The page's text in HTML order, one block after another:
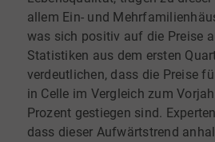
allem Ein- und
was sich positiv auf die Preise
Statistiken aus dem ersten
verdeutlichen, dass die Preise
in Celle im Vergleich zum
Prozent gestiegen sind.
dass dieser Aufwärtstrend